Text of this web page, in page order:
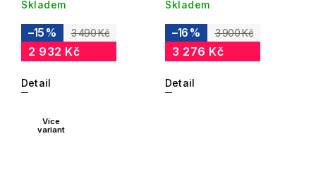
Skladem
3 490 Kč
–15 %
2 932 Kč
Detail
Skladem
3 900 Kč
–16 %
3 276 Kč
Detail
Více
variant